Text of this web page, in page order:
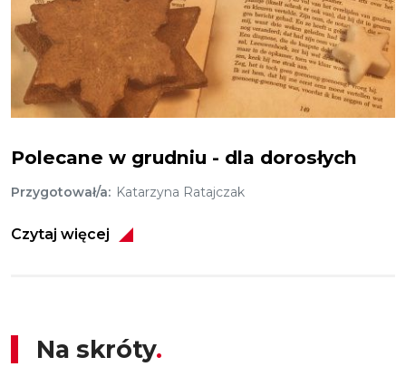
Polecane w grudniu - dla dorosłych
Przygotował/a Katarzyna Ratajczak
Czytaj więcej
Na skróty